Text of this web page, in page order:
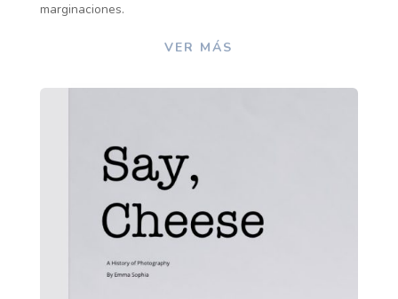
marginaciones.
VER MÁS